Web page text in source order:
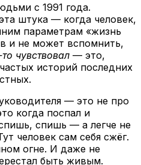
с 1991 года.
штука — когда человек,
параметрам «жизнь
и не может вспомнить,
то чувствовал — это,
историй последних
— это не про
когда поспал и
спишь — а легче не
человек сам себя сжёг.
огне. И даже не
быть живым.